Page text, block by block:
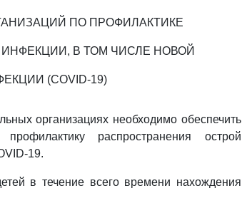
ПО ПРОФИЛАКТИКЕ
В ТОМ ЧИСЛЕ НОВОЙ
(COVID-19)
организациях необходимо обеспечить
распространения острой
19.
в течение всего времени нахождения